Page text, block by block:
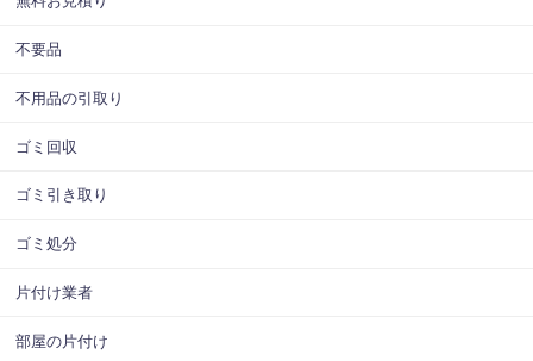
不要品
不用品の引取り
ゴミ回収
ゴミ引き取り
ゴミ処分
片付け業者
部屋の片付け